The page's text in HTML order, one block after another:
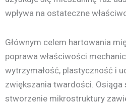
wpływa na ostateczne
Głównym celem hartowania
poprawa właściwości
wytrzymałość, plastyczność i
zwiększania twardości. Osiąga
stworzenie mikrostruktury